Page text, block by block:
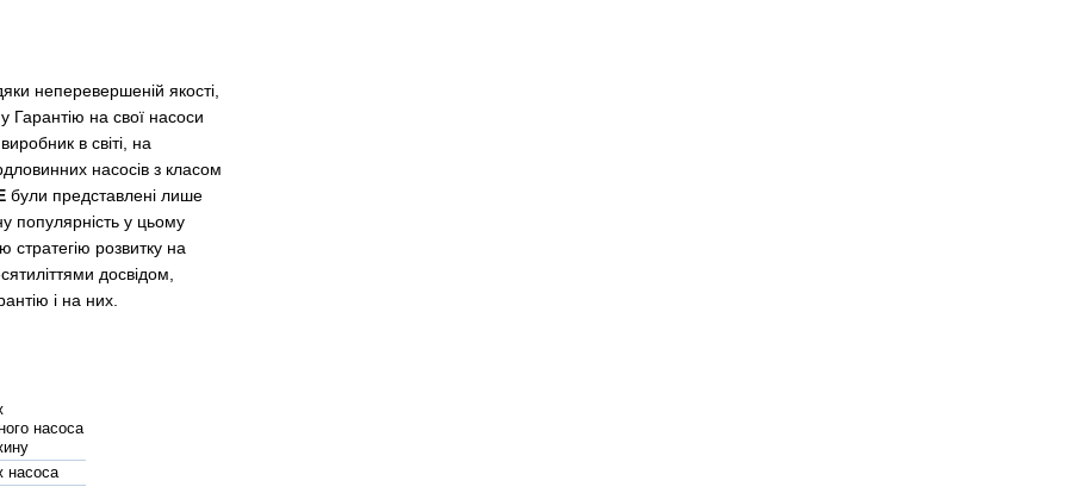
неперевершеній якості,
Гарантію на свої насоси
в світі, на
насосів з класом
були представлені лише
популярність у цьому
стратегію розвитку на
досвідом,
і на них.
насоса
насоса